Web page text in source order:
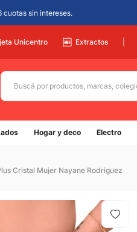
cuotas sin intereses.
Unicentro Extractos
Buscá por productos,
Hogar y deco Electro
Cristal Mujer Nayane Rodriguez
buscados